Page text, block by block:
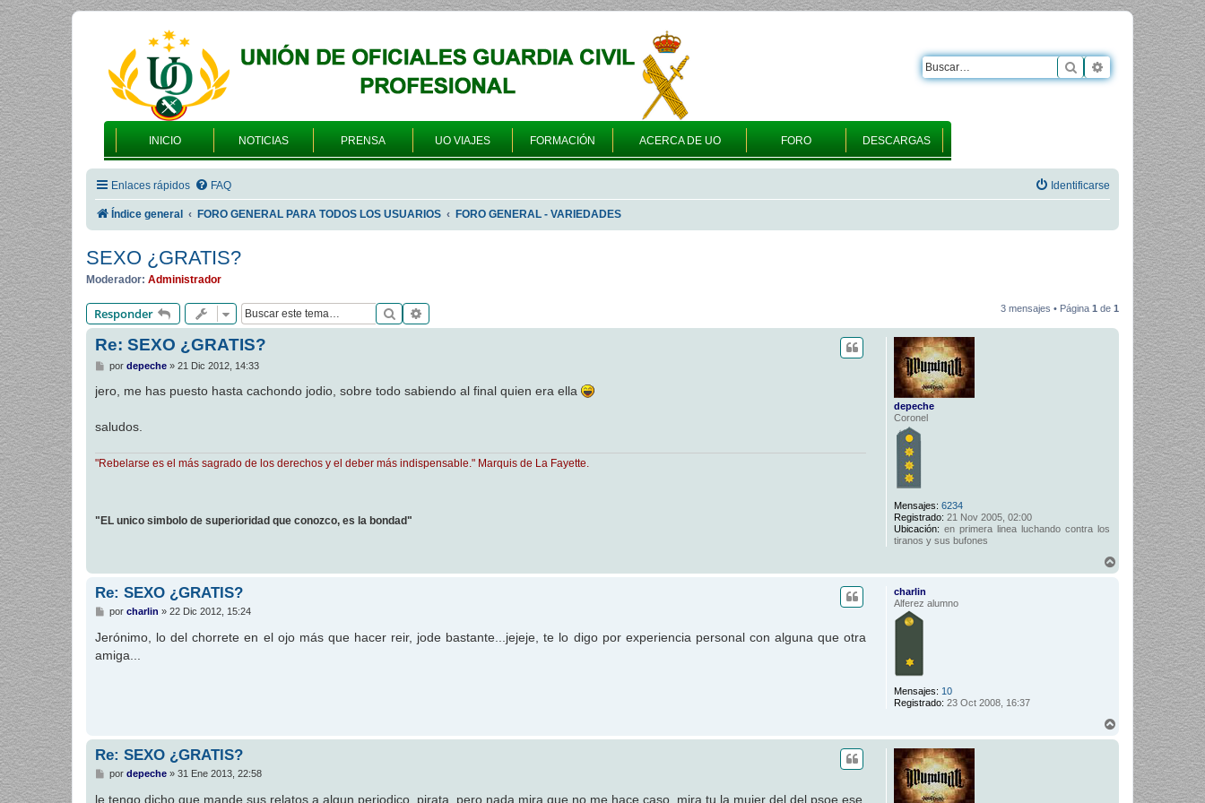
INICIO NOTICIAS PRENSA UO VIAJES FORMACIÓN ACERCA DE UO FORO DESCARGAS
Buscar Búsqueda
Enlaces rápidos FAQ Identificarse
Índice general FORO GENERAL PARA TODOS LOS USUARIOS FORO GENERAL - VARIEDADES
SEXO ¿GRATIS?
Moderador: Administrador
Responder Buscar 3 mensajes • Página 1 de 1
depeche
Coronel
Mensajes: 6234
Registrado: 21 Nov 2005, 02:00
Ubicación: en primera linea luchando contra los
tiranos y sus bufones
Re: SEXO ¿GRATIS?
M
n
j
e
por depeche» 21 Dic 2012, 14:33
jero, me has puesto hasta cachondo jodio, sobre todo sabiendo al final quien era ella
saludos.
"Rebelarse es el más sagrado de los derechos y el deber más indispensable." Marquis de La Fayette.
"EL unico simbolo de superioridad que conozco, es la bondad"
charlin
Alferez alumno
Mensajes: 10
Registrado: 23 Oct 2008, 16:37
Re: SEXO ¿GRATIS?
M
n
s
a
por charlin » 22 Dic 2012, 15:24
Jerónimo, lo del chorrete en el ojo más que hacer reir, jode bastante...jejeje, te lo digo por experiencia personal con alguna que otra
amiga...
Re: SEXO ¿GRATIS?
M
n
por depeche» 31 Ene 2013, 22:58
le tengo dicho que mande sus relatos a algun periodico, pirata, pero nada mira que no me hace caso, mira tu la mujer del del psoe ese,